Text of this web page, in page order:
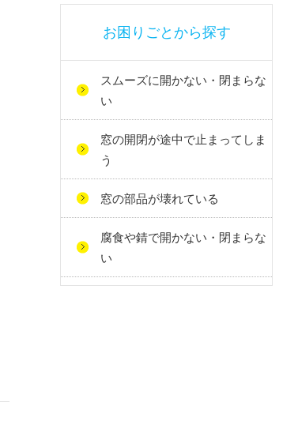
お困りごとから探す
スムーズに開かない・閉まらな
い
窓の開閉が途中で止まってしま
う
窓の部品が壊れている
腐食や錆で開かない・閉まらな
い